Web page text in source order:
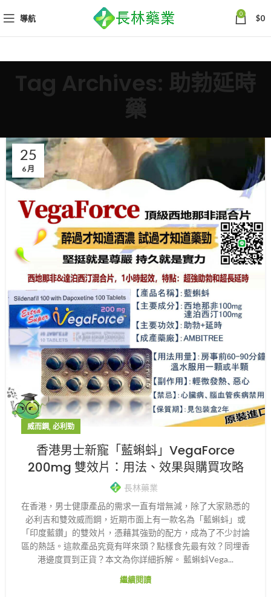
導航 0 $0
Tag Archives: 助勃延時
藥
25
6 月
威而鋼, 必利勁
香港男士新寵「藍蝌蚪」VegaForce
200mg 雙效片：用法、效果與購買攻略
長林藥業
在香港，男士健康產品的需求一直有增無減，除了大家熟悉的
必利吉和雙效威而鋼，近期市面上有一款名為「藍蝌蚪」或
「印度藍鑽」的雙效片，憑藉其強勁的配方，成為了不少討論
區的熱話。這款產品究竟有咩來頭？點樣食先最有效？同埋香
港邊度買到正貨？本文為你詳細拆解。 藍蝌蚪Vega...
繼續閱讀